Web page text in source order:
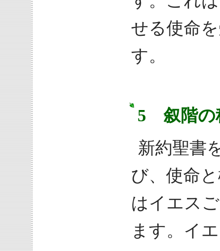
せる使命
す。
5 叙階の
新約聖書
び、使命
はイエス
ます。イ